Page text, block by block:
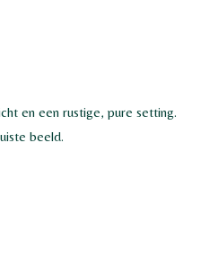
en een rustige, pure setting.
beeld.